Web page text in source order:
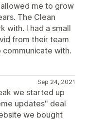
me to grow
The Clean
with. I had a small
from their team
with.
Sep 24, 2021
we started up
updates" deal
we bought